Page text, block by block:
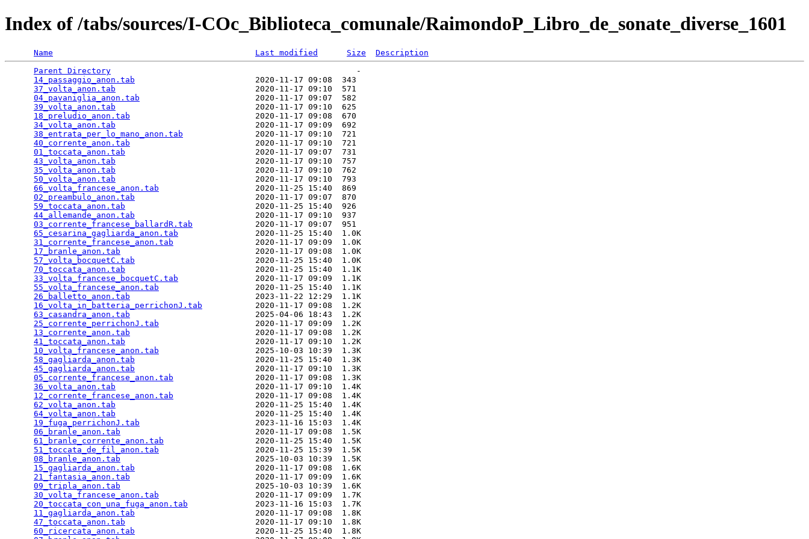
Index of /tabs/sources/I-COc_Biblioteca_comunale/RaimondoP_Libro_de_sonate_diverse_1601
Name Last modified Size
Description
Parent Directory
                                                   -
14_passaggio_anon.tab
                         2020-11-17 09:08  343
37_volta_anon.tab
                             2020-11-17 09:10  571
04_pavaniglia_anon.tab
                        2020-11-17 09:07  582
39_volta_anon.tab
                             2020-11-17 09:10  625
18_preludio_anon.tab
                          2020-11-17 09:08  670
34_volta_anon.tab
                             2020-11-17 09:09  692
38_entrata_per_lo_mano_anon.tab
               2020-11-17 09:10  721
40_corrente_anon.tab
                          2020-11-17 09:10  721
01_toccata_anon.tab
                           2020-11-17 09:07  731
43_volta_anon.tab
                             2020-11-17 09:10  757
35_volta_anon.tab
                             2020-11-17 09:10  762
50_volta_anon.tab
                             2020-11-17 09:10  793
66_volta_francese_anon.tab
                    2020-11-25 15:40  869
02_preambulo_anon.tab
                         2020-11-17 09:07  870
59_toccata_anon.tab
                           2020-11-25 15:40  926
44_allemande_anon.tab
                         2020-11-17 09:10  937
03_corrente_francese_ballardR.tab
             2020-11-17 09:07  951
65_cesarina_gagliarda_anon.tab
                2020-11-25 15:40  1.0K
31_corrente_francese_anon.tab
                 2020-11-17 09:09  1.0K
17_branle_anon.tab
                            2020-11-17 09:08  1.0K
57_volta_bocquetC.tab
                         2020-11-25 15:40  1.0K
70_toccata_anon.tab
                           2020-11-25 15:40  1.1K
33_volta_francese_bocquetC.tab
                2020-11-17 09:09  1.1K
55_volta_francese_anon.tab
                    2020-11-25 15:40  1.1K
26_balletto_anon.tab
                          2023-11-22 12:29  1.1K
16_volta_in_batteria_perrichonJ.tab
           2020-11-17 09:08  1.2K
63_casandra_anon.tab
                          2025-04-06 18:43  1.2K
25_corrente_perrichonJ.tab
                    2020-11-17 09:09  1.2K
13_corrente_anon.tab
                          2020-11-17 09:08  1.2K
41_toccata_anon.tab
                           2020-11-17 09:10  1.2K
10_volta_francese_anon.tab
                    2025-10-03 10:39  1.3K
58_gagliarda_anon.tab
                         2020-11-25 15:40  1.3K
45_gagliarda_anon.tab
                         2020-11-17 09:10  1.3K
05_corrente_francese_anon.tab
                 2020-11-17 09:08  1.3K
36_volta_anon.tab
                             2020-11-17 09:10  1.4K
12_corrente_francese_anon.tab
                 2020-11-17 09:08  1.4K
62_volta_anon.tab
                             2020-11-25 15:40  1.4K
64_volta_anon.tab
                             2020-11-25 15:40  1.4K
19_fuga_perrichonJ.tab
                        2023-11-16 15:03  1.4K
06_branle_anon.tab
                            2020-11-17 09:08  1.5K
61_branle_corrente_anon.tab
                   2020-11-25 15:40  1.5K
51_toccata_de_fil_anon.tab
                    2020-11-25 15:39  1.5K
08_branle_anon.tab
                            2025-10-03 10:39  1.5K
15_gagliarda_anon.tab
                         2020-11-17 09:08  1.6K
21_fantasia_anon.tab
                          2020-11-17 09:09  1.6K
09_tripla_anon.tab
                            2025-10-03 10:39  1.6K
30_volta_francese_anon.tab
                    2020-11-17 09:09  1.7K
20_toccata_con_una_fuga_anon.tab
              2023-11-16 15:03  1.7K
11_gagliarda_anon.tab
                         2020-11-17 09:08  1.8K
47_toccata_anon.tab
                           2020-11-17 09:10  1.8K
60_ricercata_anon.tab
                         2020-11-25 15:40  1.8K